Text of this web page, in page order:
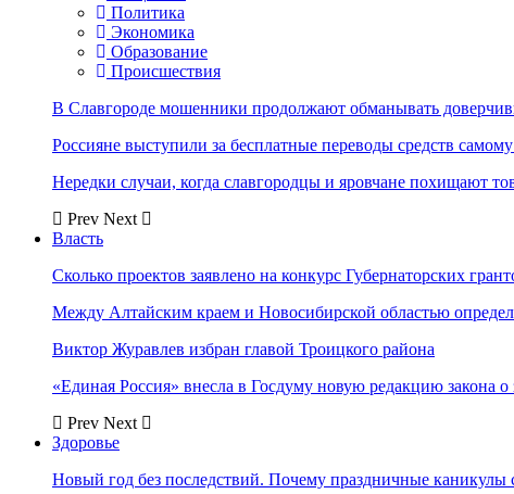
Политика
Экономика
Образование
Происшествия
В Славгороде мошенники продолжают обманывать
Россияне выступили за бесплатные переводы средств самому
Нередки случаи, когда славгородцы и яровчане похищают
Prev Next
Власть
Сколько проектов заявлено на конкурс Губернаторских
Между Алтайским краем и Новосибирской областью
Виктор Журавлев избран главой Троицкого района
«Единая Россия» внесла в Госдуму новую редакцию закона о
Prev Next
Здоровье
Новый год без последствий. Почему праздничные каникулы